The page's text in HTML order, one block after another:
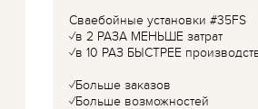
Сваебойные установки #35FS
✓в 2 РАЗА МЕНЬШЕ затрат
✓в 10 РАЗ БЫСТРЕЕ
✓Больше заказов
✓Больше возможностей